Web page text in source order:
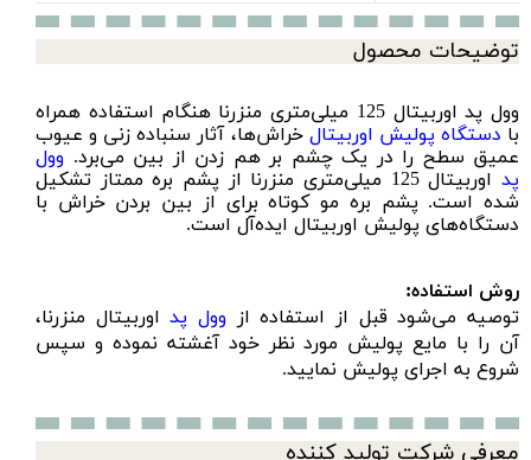
توضیحات محصول
وول پد اوربیتال 125 میلی‌متری منزرنا هنگام استفاده همراه
با دستگاه پولیش اوربیتال خراش‌ها، آثار سنباده‌ زنی و عیوب
عمیق سطح را در یک چشم بر هم زدن از بین می‌‌برد. وول
پد
اوربیتال 125 میلی‌متری منزرنا از پشم بره ممتاز تشکیل
شده است. پشم بره مو کوتاه برای از بین بردن خراش با
دستگاه‌های پولیش اوربیتال ایده‌آل است.
روش استفاده:
توصیه می‌شود قبل از استفاده از وول پداوربیتال منزرنا،
آن را با مایع پولیش مورد نظر خود آغشته نموده و سپس
شروع به اجرای پولیش نمایید.
معرفی شرکت تولید کننده